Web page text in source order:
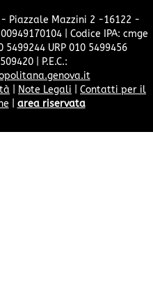
Piazzale Mazzini 2 -16122 -
| Codice IPA: cmge
URP 010 5499456
| P.E.C.:
Note Legali
Contatti per il
area riservata